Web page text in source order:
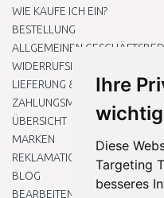
Ihre
wichtig
Diese
Targeting
besseres
WIE KAUFE ICH EIN?
BESTELLUNG
ALLGEMEINEN
WIDERRUFSRECHT
LIEFERUNG & ZAHLUNG
ZAHLUNGSMETHODEN
ÜBERSICHT
MARKEN
REKLAMATIONEN UND
BLOG
BEARBEITEN SIE MEINE